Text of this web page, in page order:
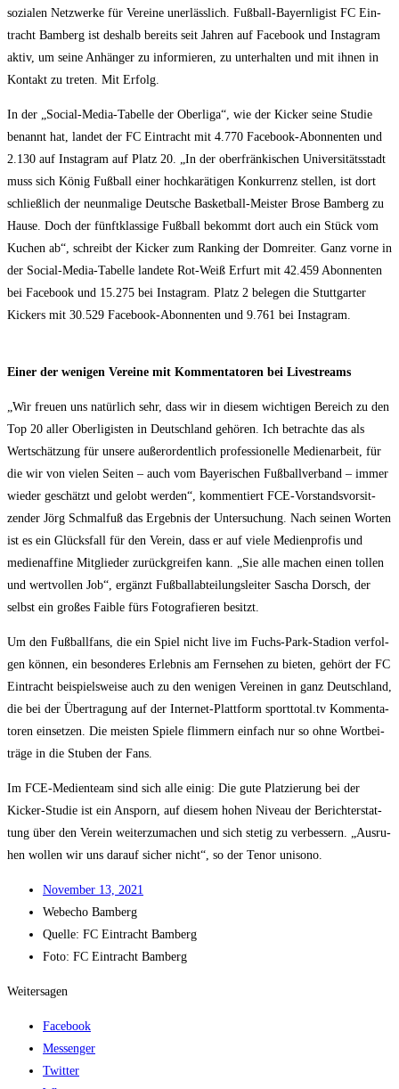
sozia­len Netz­wer­ke für Ver­ei­ne uner­läss­lich. Fuß­ball-Bay­ern­li­gist FC Ein­
tracht Bam­berg ist des­halb bereits seit Jah­ren auf Face­book und Insta­gram
aktiv, um sei­ne Anhän­ger zu infor­mie­ren, zu unter­hal­ten und mit ihnen in
Kon­takt zu tre­ten. Mit Erfolg.
In der „Social-Media-Tabel­le der Ober­li­ga“, wie der Kicker sei­ne Stu­die
benannt hat, lan­det der FC Ein­tracht mit 4.770 Face­book-Abon­nen­ten und
2.130 auf Insta­gram auf Platz 20. „In der ober­frän­ki­schen Uni­ver­si­täts­stadt
muss sich König Fuß­ball einer hoch­ka­rä­ti­gen Kon­kur­renz stel­len, ist dort
schließ­lich der neun­ma­li­ge Deut­sche Bas­ket­ball-Meis­ter Bro­se Bam­berg zu
Hau­se. Doch der fünft­klas­si­ge Fuß­ball bekommt dort auch ein Stück vom
Kuchen ab“, schreibt der Kicker zum Ran­king der Dom­rei­ter. Ganz vor­ne in
der Social-Media-Tabel­le lan­de­te Rot-Weiß Erfurt mit 42.459 Abon­nen­ten
bei Face­book und 15.275 bei Insta­gram. Platz 2 bele­gen die Stutt­gar­ter
Kickers mit 30.529 Face­book-Abon­nen­ten und 9.761 bei Instagram.
Einer der weni­gen Ver­ei­ne mit Kom­men­ta­to­ren bei Livestreams
„Wir freu­en uns natür­lich sehr, dass wir in die­sem wich­ti­gen Bereich zu den
Top 20 aller Ober­li­gis­ten in Deutsch­land gehö­ren. Ich betrach­te das als
Wert­schät­zung für unse­re außer­or­dent­lich pro­fes­sio­nel­le Medi­en­ar­beit, für
die wir von vie­len Sei­ten – auch vom Baye­ri­schen Fuß­ball­ver­band – immer
wie­der geschätzt und gelobt wer­den“, kom­men­tiert FCE-Vor­stands­vor­sit­
zen­der Jörg Schmal­fuß das Ergeb­nis der Unter­su­chung. Nach sei­nen Wor­ten
ist es ein Glücks­fall für den Ver­ein, dass er auf vie­le Medi­en­pro­fis und
medi­en­af­fi­ne Mit­glie­der zurück­grei­fen kann. „Sie alle machen einen tol­len
und wert­vol­len Job“, ergänzt Fuß­ball­ab­tei­lungs­lei­ter Sascha Dorsch, der
selbst ein gro­ßes Fai­ble fürs Foto­gra­fie­ren besitzt.
Um den Fuß­ball­fans, die ein Spiel nicht live im Fuchs-Park-Sta­di­on ver­fol­
gen kön­nen, ein beson­de­res Erleb­nis am Fern­se­hen zu bie­ten, gehört der FC
Ein­tracht bei­spiels­wei­se auch zu den weni­gen Ver­ei­nen in ganz Deutsch­land,
die bei der Über­tra­gung auf der Inter­net-Platt­form sporttotal.tv Kom­men­ta­
to­ren ein­set­zen. Die meis­ten Spie­le flim­mern ein­fach nur so ohne Wort­bei­
trä­ge in die Stu­ben der Fans.
Im FCE-Medi­en­team sind sich alle einig: Die gute Plat­zie­rung bei der
Kicker-Stu­die ist ein Ansporn, auf die­sem hohen Niveau der Bericht­erstat­
tung über den Ver­ein wei­ter­zu­ma­chen und sich ste­tig zu ver­bes­sern. „Aus­ru­
hen wol­len wir uns dar­auf sicher nicht“, so der Tenor unisono.
Novem­ber 13, 2021
Web­echo Bamberg
Quel­le: FC Ein­tracht Bamberg
Foto: FC Ein­tracht Bamberg
Weitersagen
Facebook
Messenger
Twitter